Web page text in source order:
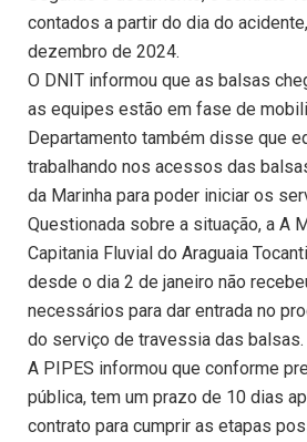
contados a partir do dia do
dezembro de 2024.
O DNIT informou que as balsas
as equipes estão em fase de
Departamento também disse que
trabalhando nos acessos das
da Marinha para poder iniciar os
Questionada sobre a situação, a A
Capitania Fluvial do Araguaia
desde o dia 2 de janeiro não
necessários para dar entrada no
do serviço de travessia das balsas.
A PIPES informou que conforme
pública, tem um prazo de 10 dias
contrato para cumprir as etapas